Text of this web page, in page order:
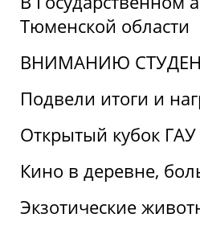
Тюменской области
ВНИМАНИЮ
Подвели итоги и
Открытый кубок
Кино в деревне,
Экзотические